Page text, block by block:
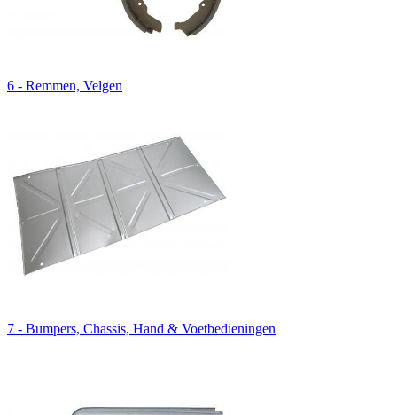
6 - Remmen, Velgen
7 - Bumpers, Chassis, Hand & Voetbedieningen